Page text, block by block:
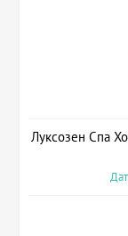
Луксозен Спа